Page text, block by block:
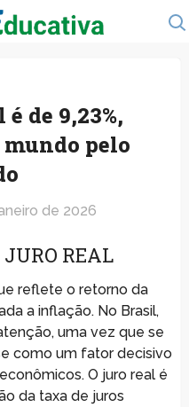
de 9,23%,
pelo
de 2026
JURO REAL
reflete o retorno da
a inflação. No Brasil,
uma vez que se
como um fator decisivo
O juro real é
da taxa de juros